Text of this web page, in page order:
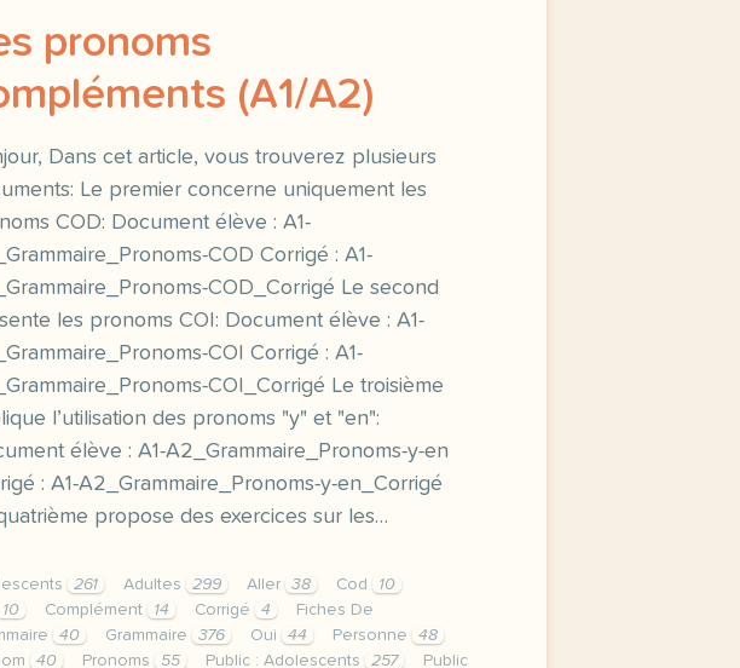
pronoms
(A1/A2)
Dans cet article, vous trouverez plusieurs
Le premier concerne uniquement les
COD: Document élève : A1-
COD Corrigé : A1-
COD_Corrigé Le second
les pronoms COI: Document élève : A1-
COI Corrigé : A1-
COI_Corrigé Le troisième
l’utilisation des pronoms "y" et "en":
élève : A1-A2_Grammaire_Pronoms-y-en
: A1-A2_Grammaire_Pronoms-y-en_Corrigé
propose des exercices sur les…
261 Adultes 299 Aller 38 Cod
10
10 Complément 14 Corrigé 4
Fiches De
40 Grammaire 376 Oui 44 Personne
48
40 Pronoms 55 Public : Adolescents 257 Public